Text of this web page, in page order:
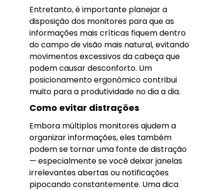
Entretanto, é importante planejar a
disposição dos monitores para que as
informações mais críticas fiquem dentro
do campo de visão mais natural, evitando
movimentos excessivos da cabeça que
podem causar desconforto. Um
posicionamento ergonômico contribui
muito para a produtividade no dia a dia.
Como evitar distrações
Embora múltiplos monitores ajudem a
organizar informações, eles também
podem se tornar uma fonte de distração
— especialmente se você deixar janelas
irrelevantes abertas ou notificações
pipocando constantemente. Uma dica